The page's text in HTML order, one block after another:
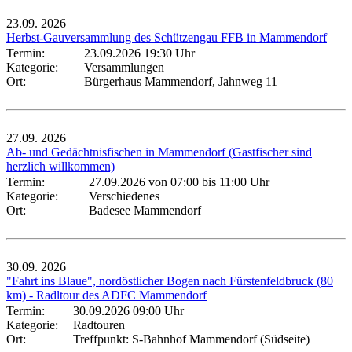
23.09. 2026
Herbst-Gauversammlung des Schützengau FFB in Mammendorf
Termin:
23.09.2026 19:30 Uhr
Kategorie:
Versammlungen
Ort:
Bürgerhaus Mammendorf, Jahnweg 11
27.09. 2026
Ab- und Gedächtnisfischen in Mammendorf (Gastfischer sind
herzlich willkommen)
Termin:
27.09.2026 von 07:00 bis 11:00 Uhr
Kategorie:
Verschiedenes
Ort:
Badesee Mammendorf
30.09. 2026
"Fahrt ins Blaue", nordöstlicher Bogen nach Fürstenfeldbruck (80
km) - Radltour des ADFC Mammendorf
Termin:
30.09.2026 09:00 Uhr
Kategorie:
Radtouren
Ort:
Treffpunkt: S-Bahnhof Mammendorf (Südseite)